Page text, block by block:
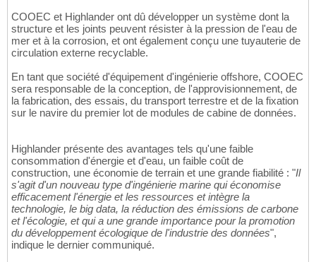
COOEC et Highlander ont dû développer un système dont la
structure et les joints peuvent résister à la pression de l'eau de
mer et à la corrosion, et ont également conçu une tuyauterie de
circulation externe recyclable.
En tant que société d'équipement d'ingénierie offshore, COOEC
sera responsable de la conception, de l'approvisionnement, de
la fabrication, des essais, du transport terrestre et de la fixation
sur le navire du premier lot de modules de cabine de données.
Highlander présente des avantages tels qu'une faible
consommation d'énergie et d'eau, un faible coût de
construction, une économie de terrain et une grande fiabilité : "Il
s'agit d'un nouveau type d'ingénierie marine qui économise
efficacement l'énergie et les ressources et intègre la
technologie, le big data, la réduction des émissions de carbone
et l'écologie, et qui a une grande importance pour la promotion
du développement écologique de l'industrie des données",
indique le dernier communiqué.